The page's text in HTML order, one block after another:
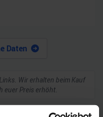
Daten
Wir erhalten beim Kauf
euer Preis erhöht.